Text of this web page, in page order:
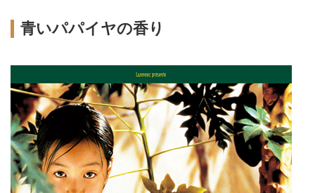
青いパパイヤの香り